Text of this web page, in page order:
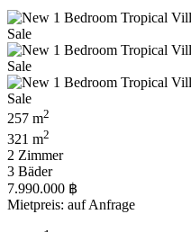
257 m2
321 m2
2 Zimmer
3 Bäder
7.990.000 ฿
Mietpreis: auf Anfrage